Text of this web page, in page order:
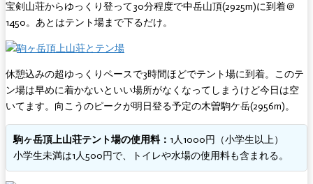
宝剣山荘からゆっくり登って30分程度で中岳山頂(2925m)に到着＠
1450。あとはテント場まで下るだけ。
休憩込みの超ゆっくりペースで3時間ほどでテント場に到着。このテ
ン場は早めに着かないといい場所がなくなってしまうけど今日は空
いてます。向こうのピークが明日登る予定の木曽駒ケ岳(2956m)。
駒ヶ岳頂上山荘テント場の使用料： 1人1000円（小学生以上）
小学生未満は1人500円で、トイレや水場の使用料も含まれる。